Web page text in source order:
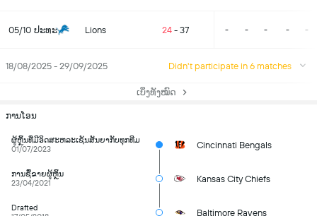
05/10 ປະທະ Lions 24 - 37 - - - - -
18/08/2025 - 29/09/2025 Didn't participate in 6 matches
ເບິ່ງທັງໝົດ
ການໂອນ
ຜູ້ຫຼິ້ນທີ່ມີອິດສະຫລະເຊັນສັນຍາກັບທຸກທີມ
01/07/2023
Cincinnati Bengals
ການຊື້ຂາຍຜູ້ຫຼິ້ນ
23/04/2021
Kansas City Chiefs
Drafted
Baltimore Ravens